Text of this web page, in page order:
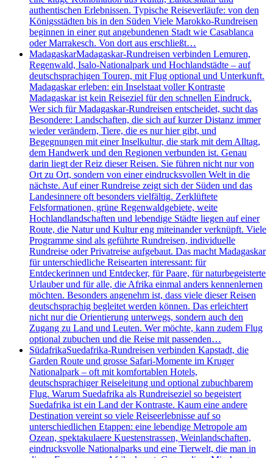
authentischen Erlebnissen. Typische Reiseverläufe: von den
Königsstädten bis in den Süden Viele Marokko-Rundreisen
beginnen in einer gut angebundenen Stadt wie Casablanca
oder Marrakesch. Von dort aus erschließt…
MadagaskarMadagaskar-Rundreisen verbinden Lemuren,
Regenwald, Isalo-Nationalpark und Hochlandstädte – auf
deutschsprachigen Touren, mit Flug optional und Unterkunft.
Madagaskar erleben: ein Inselstaat voller Kontraste
Madagaskar ist kein Reiseziel für den schnellen Eindruck.
Wer sich für Madagaskar-Rundreisen entscheidet, sucht das
Besondere: Landschaften, die sich auf kurzer Distanz immer
wieder verändern, Tiere, die es nur hier gibt, und
Begegnungen mit einer Inselkultur, die stark mit dem Alltag,
dem Handwerk und den Regionen verbunden ist. Genau
darin liegt der Reiz dieser Reisen. Sie führen nicht nur von
Ort zu Ort, sondern von einer eindrucksvollen Welt in die
nächste. Auf einer Rundreise zeigt sich der Süden und das
Landesinnere oft besonders vielfältig. Zerklüftete
Felsformationen, grüne Regenwaldgebiete, weite
Hochlandlandschaften und lebendige Städte liegen auf einer
Route, die Natur und Kultur eng miteinander verknüpft. Viele
Programme sind als geführte Rundreisen, individuelle
Rundreise oder Privatreise aufgebaut. Das macht Madagaskar
für unterschiedliche Reisearten interessant: für
Entdeckerinnen und Entdecker, für Paare, für naturbegeisterte
Urlauber und für alle, die Afrika einmal anders kennenlernen
möchten. Besonders angenehm ist, dass viele dieser Reisen
deutschsprachig begleitet werden können. Das erleichtert
nicht nur die Orientierung unterwegs, sondern auch den
Zugang zu Land und Leuten. Wer möchte, kann zudem Flug
optional zubuchen und die Reise mit passenden…
SüdafrikaSuedafrika-Rundreisen verbinden Kapstadt, die
Garden Route und grosse Safari-Momente im Kruger
Nationalpark – oft mit komfortablen Hotels,
deutschsprachiger Reiseleitung und optional zubuchbarem
Flug. Warum Suedafrika als Rundreiseziel so begeistert
Suedafrika ist ein Land der Kontraste. Kaum eine andere
Destination vereint so viele Reiseerlebnisse auf so
unterschiedlichen Etappen: eine lebendige Metropole am
Ozean, spektakulaere Kuestenstrassen, Weinlandschaften,
eindrucksvolle Nationalparks und eine Tierwelt, die man in